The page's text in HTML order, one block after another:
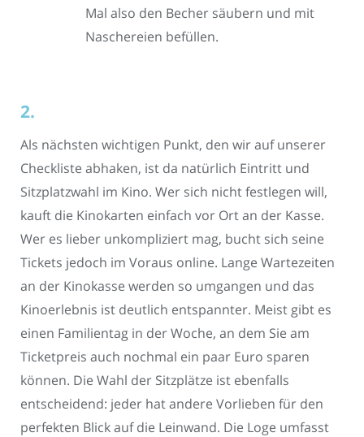
Mal also den Becher säubern und mit
Naschereien befüllen.
2.
Als nächsten wichtigen Punkt, den wir auf unserer
Checkliste abhaken, ist da natürlich Eintritt und
Sitzplatzwahl im Kino. Wer sich nicht festlegen will,
kauft die Kinokarten einfach vor Ort an der Kasse.
Wer es lieber unkompliziert mag, bucht sich seine
Tickets jedoch im Voraus online. Lange Wartezeiten
an der Kinokasse werden so umgangen und das
Kinoerlebnis ist deutlich entspannter. Meist gibt es
einen Familientag in der Woche, an dem Sie am
Ticketpreis auch nochmal ein paar Euro sparen
können. Die Wahl der Sitzplätze ist ebenfalls
entscheidend: jeder hat andere Vorlieben für den
perfekten Blick auf die Leinwand. Die Loge umfasst